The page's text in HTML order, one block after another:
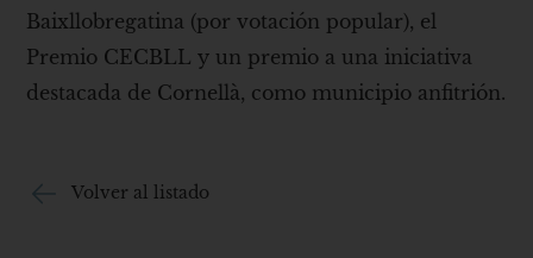
Baixllobregatina (por votación popular), el
Premio CECBLL y un premio a una iniciativa
destacada de Cornellà, como municipio anfitrión.
Volver al listado